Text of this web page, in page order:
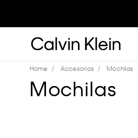
Accesorios Mochilas
Mochilas